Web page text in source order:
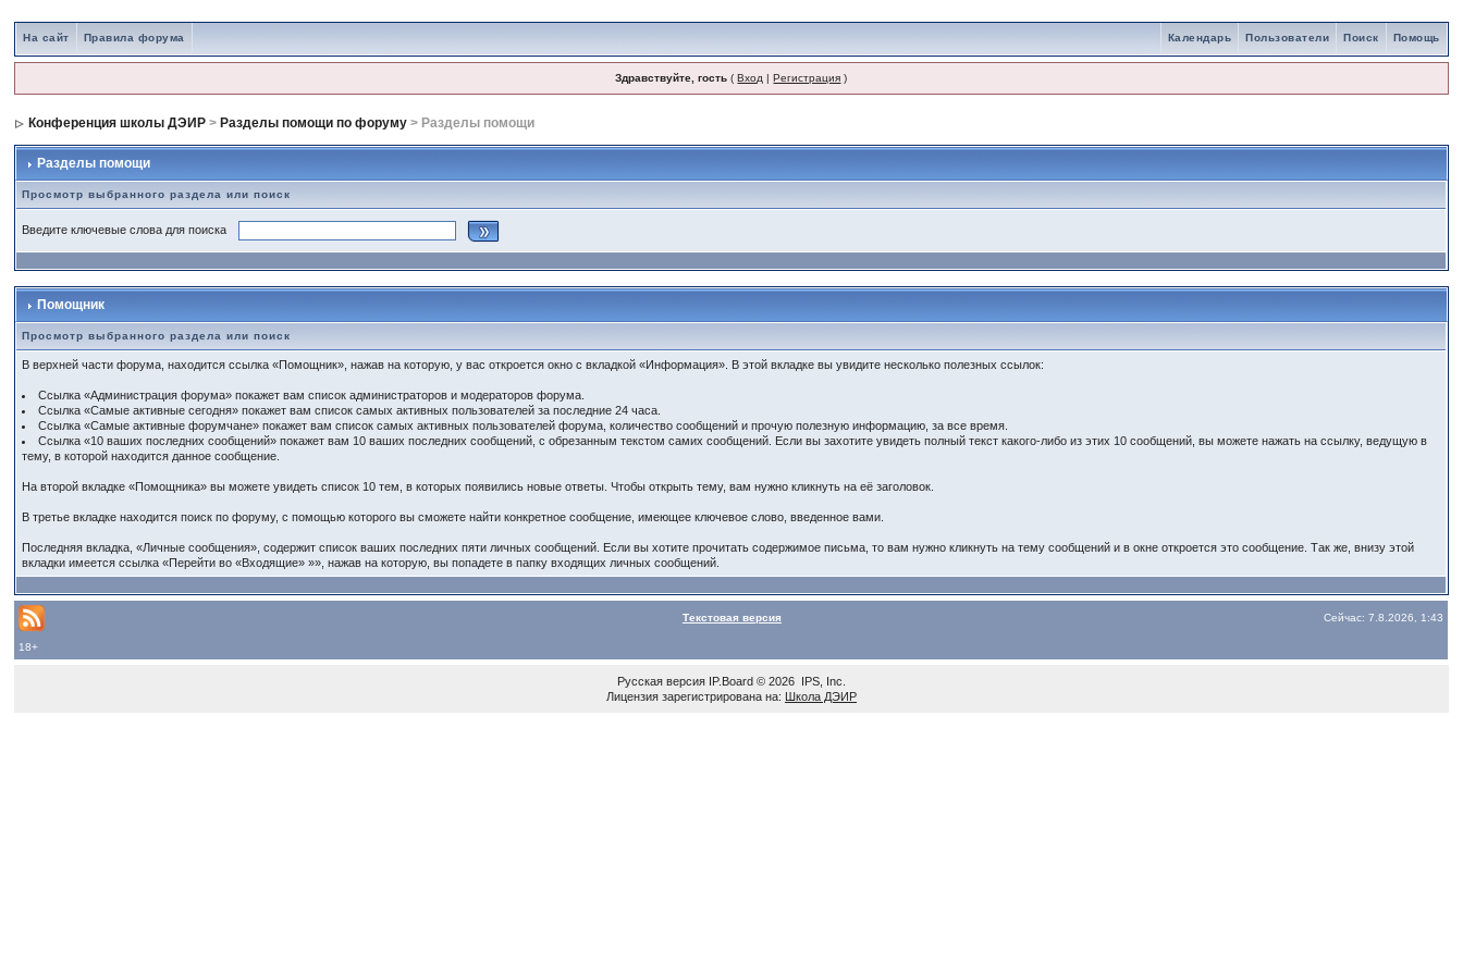
На сайт Правила форума Помощь
Поиск
Пользователи
Календарь
Здравствуйте, гость (Вход |Регистрация )
Конференция школы ДЭИР > Разделы помощи по форуму > Разделы помощи
Разделы помощи
Просмотр выбранного раздела или поиск
Введите ключевые слова для поиска
Помощник
Просмотр выбранного раздела или поиск
В верхней части форума, находится ссылка «Помощник», нажав на которую, у вас откроется окно с вкладкой «Информация». В этой вкладке вы увидите несколько полезных ссылок:
Ссылка «Администрация форума» покажет вам список администраторов и модераторов форума.
Ссылка «Самые активные сегодня» покажет вам список самых активных пользователей за последние 24 часа.
Ссылка «Самые активные форумчане» покажет вам список самых активных пользователей форума, количество сообщений и прочую полезную информацию, за все время.
Ссылка «10 ваших последних сообщений» покажет вам 10 ваших последних сообщений, с обрезанным текстом самих сообщений. Если вы захотите увидеть полный текст какого-либо из этих 10 сообщений, вы можете нажать на ссылку, ведущую в
тему, в которой находится данное сообщение.
На второй вкладке «Помощника» вы можете увидеть список 10 тем, в которых появились новые ответы. Чтобы открыть тему, вам нужно кликнуть на её заголовок.
В третье вкладке находится поиск по форуму, с помощью которого вы сможете найти конкретное сообщение, имеющее ключевое слово, введенное вами.
Последняя вкладка, «Личные сообщения», содержит список ваших последних пяти личных сообщений. Если вы хотите прочитать содержимое письма, то вам нужно кликнуть на тему сообщений и в окне откроется это сообщение. Так же, внизу этой
вкладки имеется ссылка «Перейти во «Входящие» »», нажав на которую, вы попадете в папку входящих личных сообщений.
Текстовая версия Сейчас: 7.8.2026, 1:43
18+
Русская версия IP.Board© 2026 IPS, Inc
Лицензия зарегистрирована на: Школа ДЭИР